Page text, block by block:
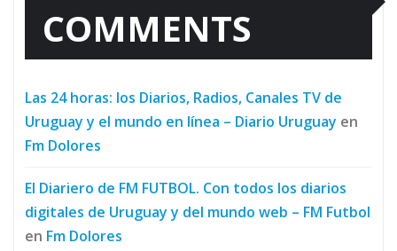
COMMENTS
Las 24 horas: los Diarios, Radios, Canales TV de
Uruguay y el mundo en línea – Diario Uruguay en
Fm Dolores
El Diariero de FM FUTBOL. Con todos los diarios
digitales de Uruguay y del mundo web – FM Futbol
en Fm Dolores